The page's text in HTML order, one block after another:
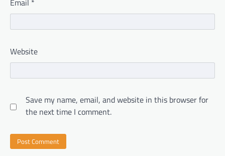
Email *
Website
Save my name, email, and website in this browser for
the next time I comment.